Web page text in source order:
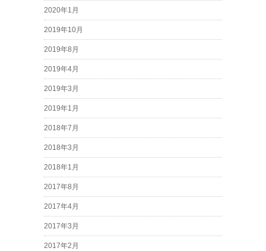
2020年1月
2019年10月
2019年8月
2019年4月
2019年3月
2019年1月
2018年7月
2018年3月
2018年1月
2017年8月
2017年4月
2017年3月
2017年2月